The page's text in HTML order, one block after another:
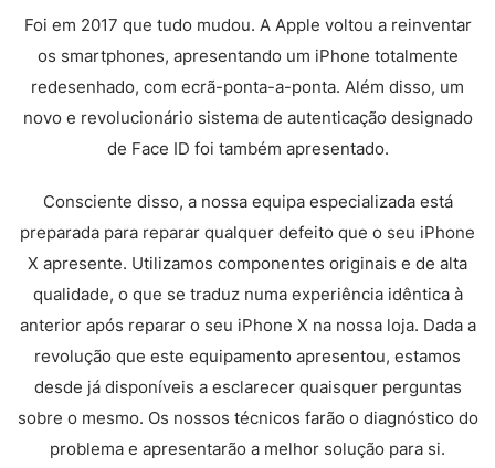
Foi em 2017 que tudo mudou. A Apple voltou a reinventar
os smartphones, apresentando um iPhone totalmente
redesenhado, com ecrã-ponta-a-ponta. Além disso, um
novo e revolucionário sistema de autenticação designado
de Face ID foi também apresentado.
Consciente disso, a nossa equipa especializada está
preparada para reparar qualquer defeito que o seu iPhone
X apresente. Utilizamos componentes originais e de alta
qualidade, o que se traduz numa experiência idêntica à
anterior após reparar o seu iPhone X na nossa loja. Dada a
revolução que este equipamento apresentou, estamos
desde já disponíveis a esclarecer quaisquer perguntas
sobre o mesmo. Os nossos técnicos farão o diagnóstico do
problema e apresentarão a melhor solução para si.